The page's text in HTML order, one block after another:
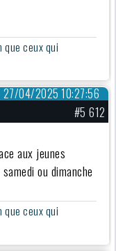
ceux qui
27/04/2025 10:27:56
#5 612
aux jeunes
ou dimanche
ceux qui